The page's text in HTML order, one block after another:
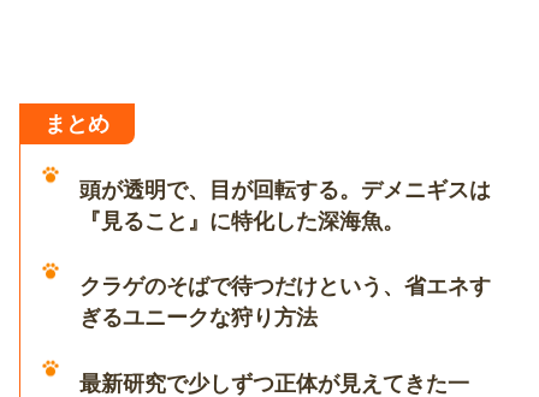
まとめ
頭が透明で、目が回転する。デメニギスは
『見ること』に特化した深海魚。
クラゲのそばで待つだけという、省エネす
ぎるユニークな狩り方法
最新研究で少しずつ正体が見えてきた一